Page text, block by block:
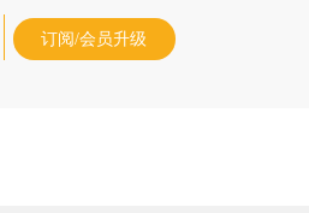
订阅/会员升级